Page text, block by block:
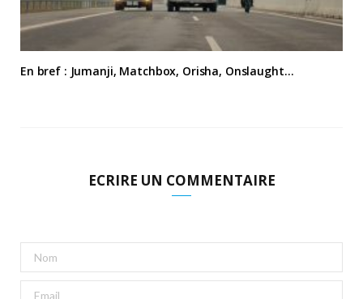
En bref : Jumanji, Matchbox, Orisha, Onslaught…
ECRIRE UN COMMENTAIRE